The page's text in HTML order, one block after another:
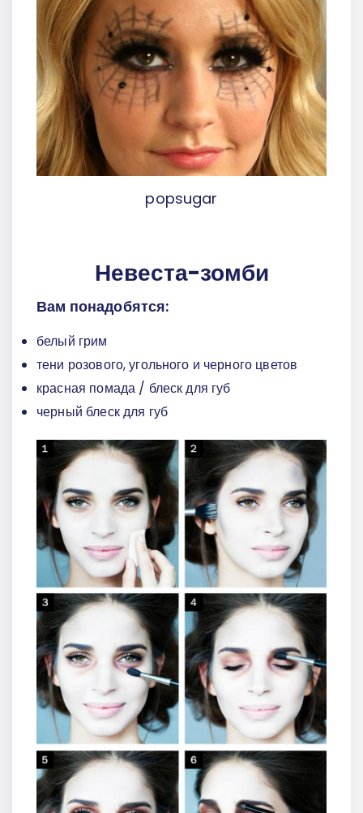
popsugar
Невеста-зомби
Вам понадобятся:
белый грим
тени розового, угольного и черного цветов
красная помада / блеск для губ
черный блеск для губ